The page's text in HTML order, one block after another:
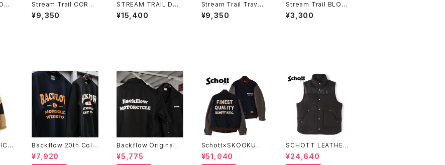
Stream Trail CORRI
DOR（コリドー）
¥9,350
STREAM TRAIL DRY
TANK 25L D2(ドライ
タンクD2)
¥15,400
Stream Trail Travel
er Cargo Bag Grand
e(トラベラーカーゴバッ
¥9,350
Stream Trail BLOW
MINI
¥3,300
2
Backflow 20th Coll
ege Logo T/C Swea
t
¥7,920
Backflow Original
T/C Open Collar S/S
Work Shirt
¥5,775
Schott×SKOOKUM
STUDIUM JACKET F
INEST QUALITY
¥51,040
SCHOTT LEATHER
COMBI DOWN VEST
¥24,640